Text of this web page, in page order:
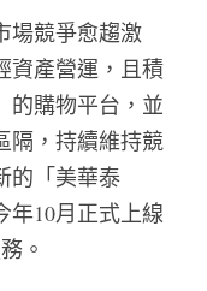
場競爭愈趨激
資產營運，且積
的購物平台，並
隔，持續維持競
的「美華泰
年10月正式上線
。